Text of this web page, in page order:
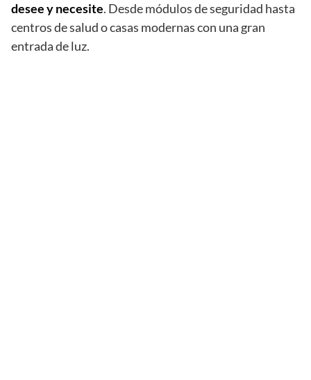
desee y necesite. Desde módulos de seguridad hasta
centros de salud o casas modernas con una gran
entrada de luz.